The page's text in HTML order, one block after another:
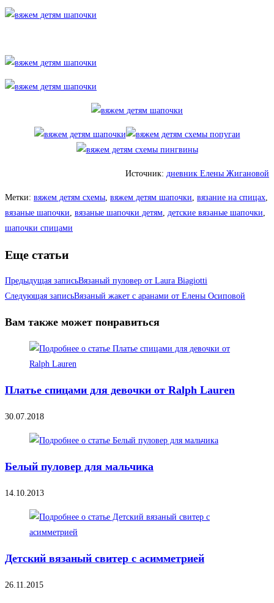
Источник: дневник Елены Жигановой
Метки: вяжем детям схемы, вяжем детям шапочки, вязание на спицах,
вязаные шапочки, вязаные шапочки детям, детские вязаные шапочки,
шапочки спицами
Еще статьи
Предыдущая записьВязаный пуловер от Laura Biagiotti
Следующая записьВязаный жакет с аранами от Елены Осиповой
Вам также может понравиться
Платье спицами для девочки от Ralph Lauren
30.07.2018
Белый пуловер для мальчика
14.10.2013
Детский вязаный свитер с асимметрией
26.11.2015